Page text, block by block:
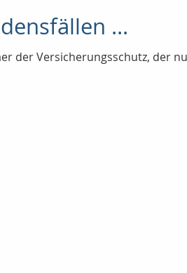
...
der Versicherungsschutz, der